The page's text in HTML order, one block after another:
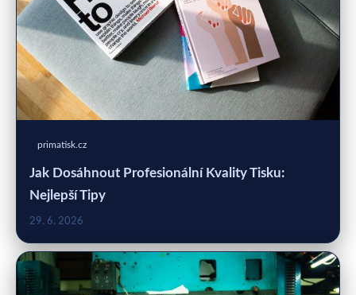
primatisk.cz
Jak Dosáhnout Profesionální Kvality Tisku:
Nejlepší Tipy
29. 6. 2026